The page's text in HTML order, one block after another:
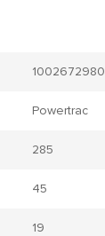
1002672980
Powertrac
285
45
19